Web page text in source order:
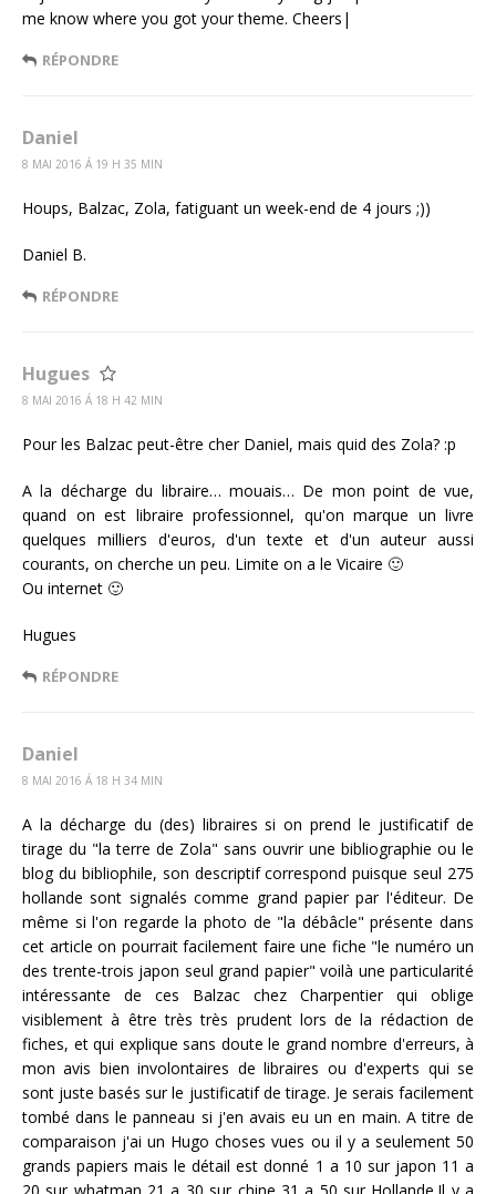
me know where you got your theme. Cheers|
RÉPONDRE
Daniel
8 MAI 2016 Á 19 H 35 MIN
Houps, Balzac, Zola, fatiguant un week-end de 4 jours ;))
Daniel B.
RÉPONDRE
Hugues
8 MAI 2016 Á 18 H 42 MIN
Pour les Balzac peut-être cher Daniel, mais quid des Zola? :p
A la décharge du libraire… mouais… De mon point de vue,
quand on est libraire professionnel, qu'on marque un livre
quelques milliers d'euros, d'un texte et d'un auteur aussi
courants, on cherche un peu. Limite on a le Vicaire 🙂
Ou internet 🙂
Hugues
RÉPONDRE
Daniel
8 MAI 2016 Á 18 H 34 MIN
A la décharge du (des) libraires si on prend le justificatif de
tirage du "la terre de Zola" sans ouvrir une bibliographie ou le
blog du bibliophile, son descriptif correspond puisque seul 275
hollande sont signalés comme grand papier par l'éditeur. De
même si l'on regarde la photo de "la débâcle" présente dans
cet article on pourrait facilement faire une fiche "le numéro un
des trente-trois japon seul grand papier" voilà une particularité
intéressante de ces Balzac chez Charpentier qui oblige
visiblement à être très très prudent lors de la rédaction de
fiches, et qui explique sans doute le grand nombre d'erreurs, à
mon avis bien involontaires de libraires ou d'experts qui se
sont juste basés sur le justificatif de tirage. Je serais facilement
tombé dans le panneau si j'en avais eu un en main. A titre de
comparaison j'ai un Hugo choses vues ou il y a seulement 50
grands papiers mais le détail est donné 1 a 10 sur japon 11 a
20 sur whatman 21 a 30 sur chine 31 a 50 sur Hollande.Il y a